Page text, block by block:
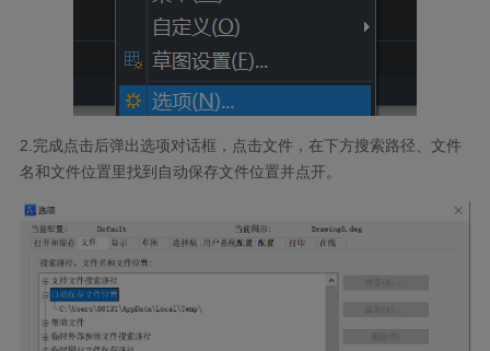
2.完成点击后弹出选项对话框，点击文件，在下方搜索路径、文件
名和文件位置里找到自动保存文件位置并点开。